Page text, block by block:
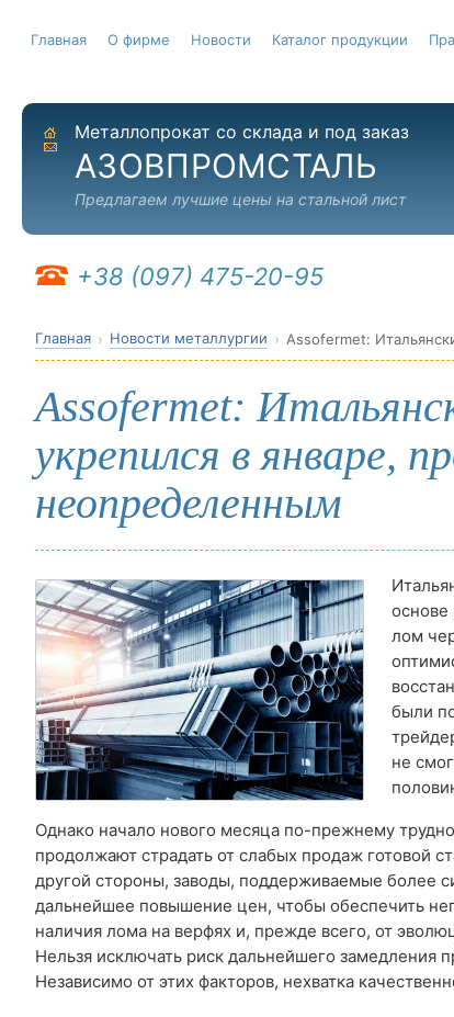
Главная О фирме Новости Каталог продукции
На главную
Отправить письмо
Металлопрокат со склада и под заказ
АЗОВПРОМСТАЛЬ
Предлагаем лучшие цены на стальной лист
+38 (097) 475-20-95
Главная Новости металлургии
Assofermet:
укрепился в январе,
неопределенным
лом
были
не
Однако начало нового месяца по-прежнему
продолжают страдать от слабых продаж готовой
другой стороны, заводы, поддерживаемые более
дальнейшее повышение цен, чтобы обеспечить
наличия лома на верфях и, прежде всего, от
Нельзя исключать риск дальнейшего замедления
Независимо от этих факторов, нехватка